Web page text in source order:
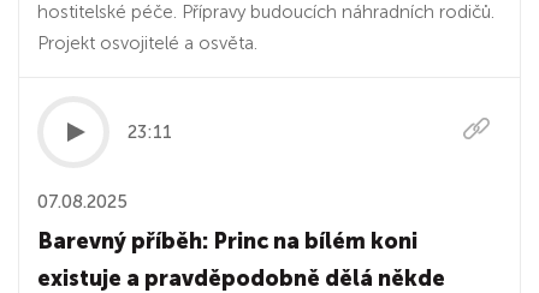
hostitelské péče. Přípravy budoucích náhradních rodičů.
Projekt osvojitelé a osvěta.
23:11
07.08.2025
Barevný příběh: Princ na bílém koni
existuje a pravděpodobně dělá někde